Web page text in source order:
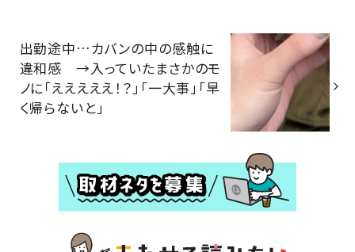
出勤途中…カバンの中の感触に
違和感 →入っていたまさかのモ
ノに「えええええ！？」「一大事」「早
く帰らないと」